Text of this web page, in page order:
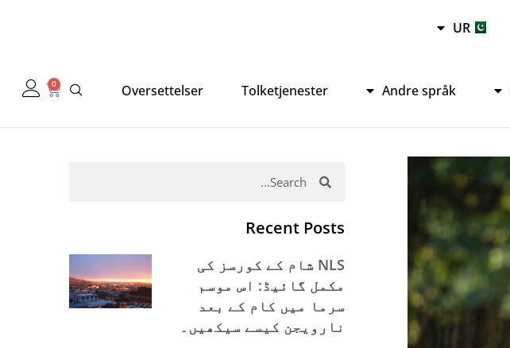
UR
HI
Andre språk
Tolketjenester
Oversettelser
0
Cart
Recent Posts
NLS شام کے کورسز کی
مکمل گائیڈ: اس موسم
سرما میں کام کے بعد
نارویجن کیسے سیکھیں۔